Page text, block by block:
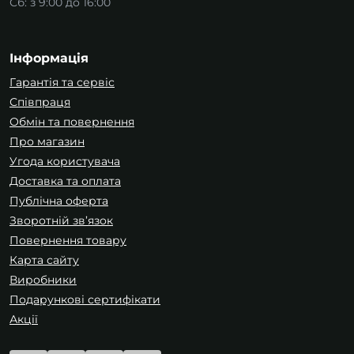
класики до мінімалізму.
Як вибрати правильне освітлення для
дому?
Інформація
Гарантія та сервіс
Співпраця
Обмін та повернення
Про магазин
Угода користувача
Доставка та оплата
Публічна оферта
Зворотній зв’язок
Повернення товару
Карта сайту
Виробники
Подарункові сертифікати
Акції